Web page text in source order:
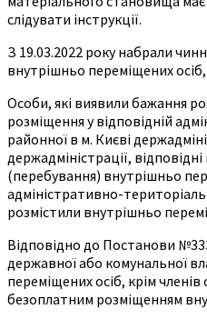
слідувати інструкції.
З 19.03.2022 року набрали
внутрішньо переміщених
Особи, які виявили бажання
розміщення у відповідній
районної в м. Києві
держадміністрації,
(перебування) внутрішньо
адміністративно-
розмістили внутрішньо
Відповідно до Постанови
державної або комунальної
переміщених осіб, крім
безоплатним розміщенням